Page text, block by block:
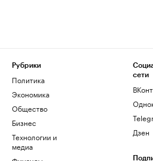
Рубрики
Политика
Экономика
Общество
Бизнес
Технологии и
медиа
сети
Дзен